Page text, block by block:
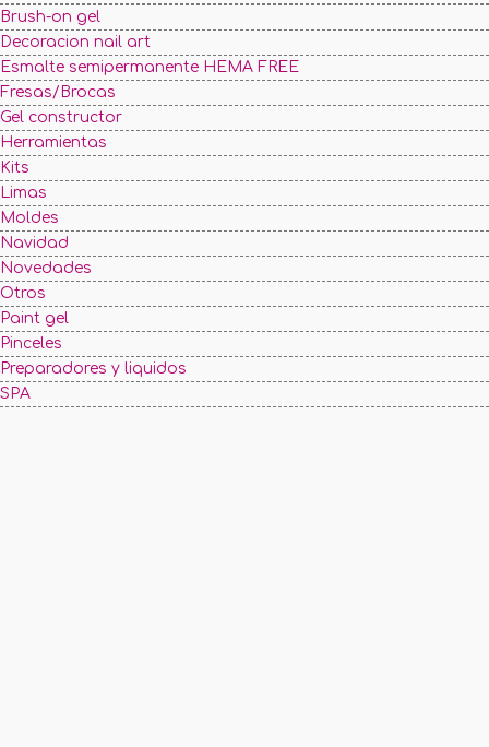
Brush-on gel
Decoracion nail art
Esmalte semipermanente HEMA FREE
Fresas/Brocas
Gel constructor
Herramientas
Kits
Limas
Moldes
Navidad
Novedades
Otros
Paint gel
Pinceles
Preparadores y liquidos
SPA